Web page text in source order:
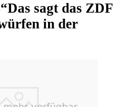
Das sagt das ZDF
in der